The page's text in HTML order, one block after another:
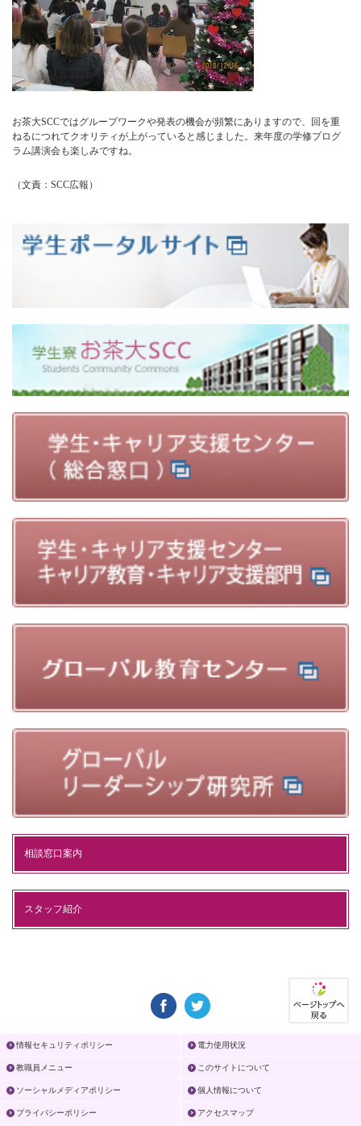
お茶大SCCではグループワークや発表の機会が頻繁にありますので、回を重
ねるにつれてクオリティが上がっていると感じました。来年度の学修プログ
ラム講演会も楽しみですね。
（文責：SCC広報）
相談窓口案内
スタッフ紹介
情報セキュリティポリシー 電力使用状況
教職員メニュー このサイトについて
ソーシャルメディアポリシー 個人情報について
プライバシーポリシー アクセスマップ